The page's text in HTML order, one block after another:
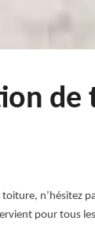
pour tous